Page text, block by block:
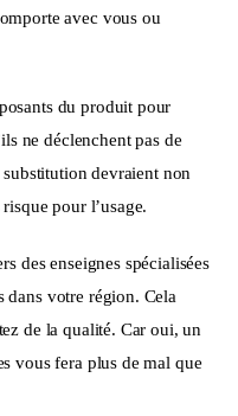
avec vous ou
du produit pour
ne déclenchent pas de
devraient non
pour l’usage.
des enseignes spécialisées
dans votre région. Cela
de la qualité. Car oui, un
vous fera plus de mal que